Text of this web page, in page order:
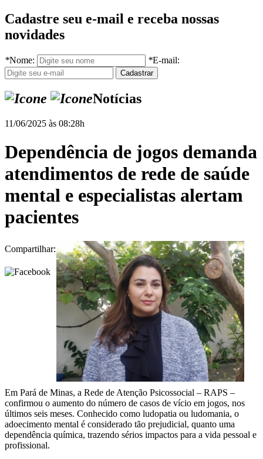
Cadastre seu e-mail e receba nossas
novidades
*Nome: *E-mail:
Notícias
11/06/2025 às 08:28h
Dependência de jogos demanda
atendimentos de rede de saúde
mental e especialistas alertam
pacientes
Compartilhar:
Em Pará de Minas, a Rede de Atenção Psicossocial – RAPS –
confirmou o aumento do número de casos de vício em jogos, nos
últimos seis meses. Conhecido como ludopatia ou ludomania, o
adoecimento mental é considerado tão prejudicial, quanto uma
dependência química, trazendo sérios impactos para a vida pessoal e
profissional.